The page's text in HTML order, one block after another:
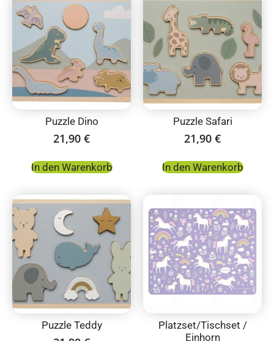
Puzzle Dino
21,90 €
In den Warenkorb
Puzzle Safari
21,90 €
In den Warenkorb
Puzzle Teddy
Platzset/Tischset /
Einhorn